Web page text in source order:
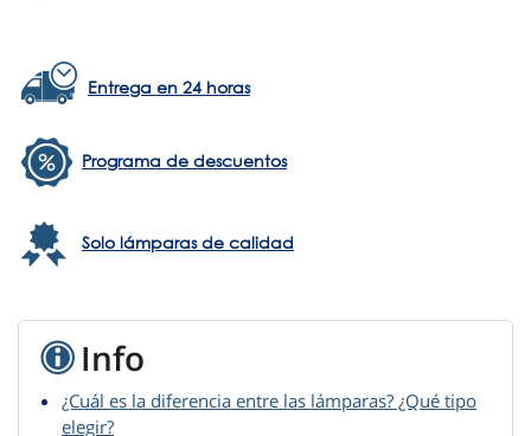
Entrega en 24 horas
Programa de descuentos
Solo lámparas de calidad
Info
¿Cuál es la diferencia entre las lámparas? ¿Qué tipo
elegir?